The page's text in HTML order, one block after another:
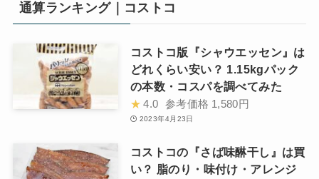
通算ランキング｜コストコ
コストコ版『シャウエッセン』は
どれくらい安い？ 1.15kgパック
の本数・コスパを調べてみた
★ 4.0 参考価格 1,580円
2023年4月23日
コストコの『さば味醂干し』は買
い？ 脂のり・味付け・アレンジ